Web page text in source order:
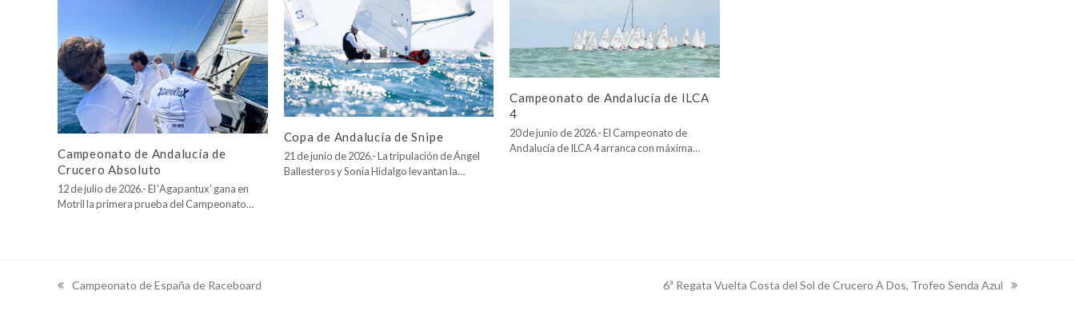
Campeonato de Andalucía de
Crucero Absoluto
12 de julio de 2026.- El ‘Agapantux’ gana en
Motril la primera prueba del Campeonato…
Copa de Andalucía de Snipe
21 de junio de 2026.- La tripulación de Ángel
Ballesteros y Sonia Hidalgo levantan la…
Campeonato de Andalucía de ILCA
4
20 de junio de 2026.- El Campeonato de
Andalucía de ILCA 4 arranca con máxima…
previous
Campeonato de España de Raceboard
next
6ª Regata Vuelta Costa del Sol de Crucero A Dos, Trofeo Senda Azul